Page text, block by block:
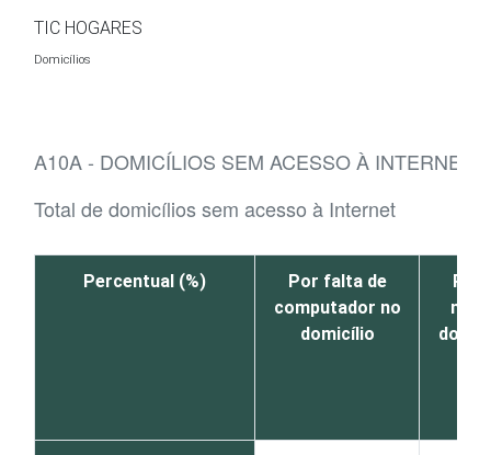
TIC HOGARES
Domicílios
A10A - DOMICÍLIOS SEM ACESSO À INTERNET,
Total de domicílios sem acesso à Internet
Percentual (%)
Por falta de
computador no
domicílio
Por
dos